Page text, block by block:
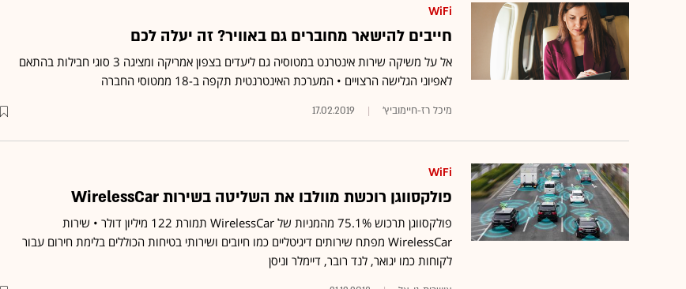
WiFi
חייבים להישאר מחוברים גם באוויר? זה יעלה לכם
אל על משיקה שירות אינטרנט במטוסיה גם ליעדים בצפון אמריקה ומציגה 3 סוגי חבילות בהתאם
לאפיוני הגלישה הרצויים • המערכת האינטרנטית תקפה ב-18 ממטוסי החברה
מיכל רז-חיימוביץ' 17.02.2019
WiFi
פולקסווגן רוכשת מוולבו את השליטה בשירות WirelessCar
פולקסווגן תרכוש 75.1% מהמניות של WirelessCar תמורת 122 מיליון דולר • שירות
WirelessCar מפתח שירותים דיגיטליים כמו חיובים ושירותי בטיחות הכוללים בלימת חירום עבור
לקוחות כמו יגואר, לנד רובר, דיימלר וניסן